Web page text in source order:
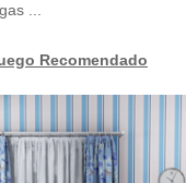
...
Recomendado